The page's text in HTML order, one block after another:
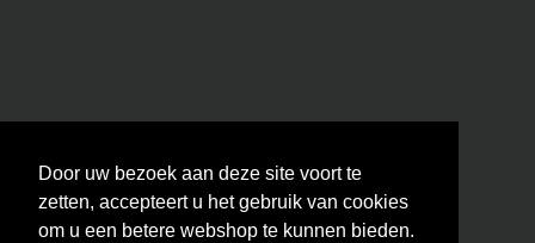
Door uw bezoek aan deze site voort te
zetten, accepteert u het gebruik van cookies
om u een betere webshop te kunnen bieden.